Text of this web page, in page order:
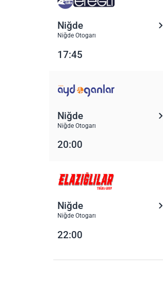
Niğde
Niğde Otogarı
17:45
Niğde
Niğde Otogarı
20:00
Niğde
Niğde Otogarı
22:00